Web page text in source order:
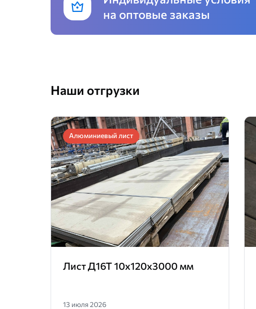
на оптовые заказы
Наши отгрузки
Алюминиевый лист
Лист Д16Т 10х120х3000 мм
13 июля 2026